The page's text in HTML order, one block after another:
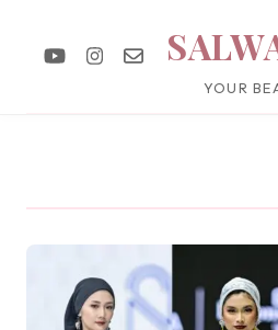
YOUR